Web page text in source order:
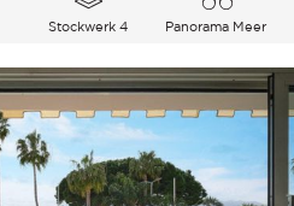
Stockwerk 4 Panorama Meer